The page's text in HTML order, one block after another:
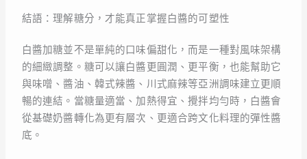
結語：理解糖分，才能真正掌握白醬的可塑性
白醬加糖並不是單純的口味偏甜化，而是一種對風味架構
的細緻調整。糖可以讓白醬更圓潤、更平衡，也能幫助它
與味噌、醬油、韓式辣醬、川式麻辣等亞洲調味建立更順
暢的連結。當糖量適當、加熱得宜、攪拌均勻時，白醬會
從基礎奶醬轉化為更有層次、更適合跨文化料理的彈性醬
底。